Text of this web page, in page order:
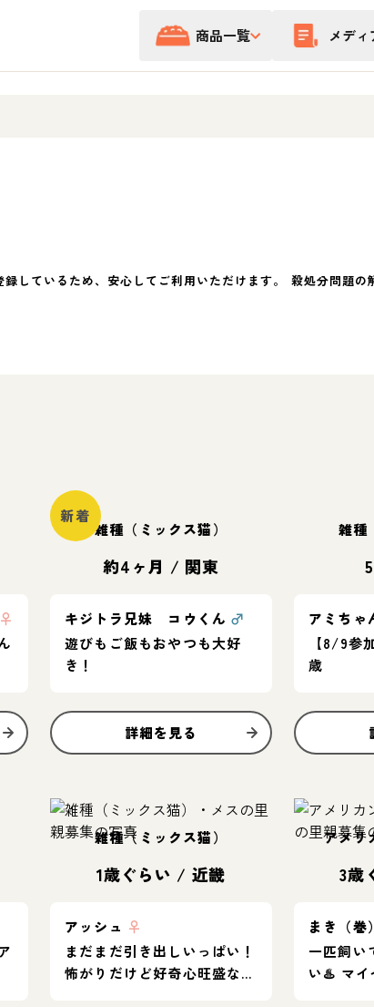
商品一覧 メディ
しているため、安心してご利用いただけます。 殺処分問題
♀
新着
雑種（ミックス猫）
約4ヶ月 / 関東
キジトラ兄妹 コウくん ♂
遊びもご飯もおやつも大好
き！
詳細を見る
雑種
アミちゃ
【8/9参
歳
雑種（ミックス猫）
1歳ぐらい / 近畿
アッシュ ♀
まだまだ引き出しいっぱい！
怖がりだけど好奇心旺盛なグ
アメリ
3歳
まき（巻）
一匹飼い
い♨️ マイ